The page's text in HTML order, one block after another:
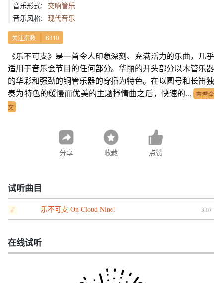
音乐形式: 交响管乐
音乐风格: 现代音乐
关注指数 6310
《乐不可支》是一首令人印象深刻、充满活力的乐曲，几乎
适用于音乐会节目的任何部分。华丽的开头部分以木管乐器
的华彩和强劲的铜管乐器的穿插为特色。在以圆号和长笛独
奏为特色的缓慢而优美的主题抒情曲之后，快速的... 查看全
文
分享 收藏 点赞
试听曲目
乐不可支 On Cloud Nine! 3:07
在线试听